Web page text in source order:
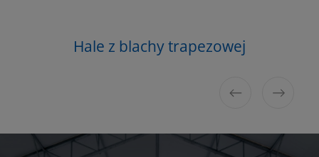
Hale plandekowe
Hale z blachy trapezowej
Hale z płyty warstwowej